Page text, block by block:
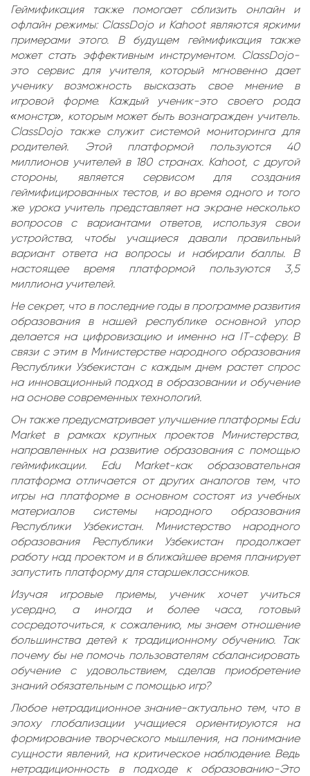
Геймификация также помогает сблизить онлайн и
офлайн режимы: ClassDojo и Kahoot являются яркими
примерами этого. В будущем геймификация также
может стать эффективным инструментом. ClassDojo-
это сервис для учителя, который мгновенно дает
ученику возможность высказать свое мнение в
игровой форме. Каждый ученик-это своего рода
«монстр», которым может быть вознагражден учитель.
ClassDojo также служит системой мониторинга для
родителей. Этой платформой пользуются 40
миллионов учителей в 180 странах. Kahoot, с другой
стороны, является сервисом для создания
геймифицированных тестов, и во время одного и того
же урока учитель представляет на экране несколько
вопросов с вариантами ответов, используя свои
устройства, чтобы учащиеся давали правильный
вариант ответа на вопросы и набирали баллы. В
настоящее время платформой пользуются 3,5
миллиона учителей.
Не секрет, что в последние годы в программе развития
образования в нашей республике основной упор
делается на цифровизацию и именно на IT-сферу. В
связи с этим в Министерстве народного образования
Республики Узбекистан с каждым днем растет спрос
на инновационный подход в образовании и обучение
на основе современных технологий.
Он также предусматривает улучшение платформы Edu
Market в рамках крупных проектов Министерства,
направленных на развитие образования с помощью
геймификации. Edu Market-как образовательная
платформа отличается от других аналогов тем, что
игры на платформе в основном состоят из учебных
материалов системы народного образования
Республики Узбекистан. Министерство народного
образования Республики Узбекистан продолжает
работу над проектом и в ближайшее время планирует
запустить платформу для старшеклассников.
Изучая игровые приемы, ученик хочет учиться
усердно, а иногда и более часа, готовый
сосредоточиться, к сожалению, мы знаем отношение
большинства детей к традиционному обучению. Так
почему бы не помочь пользователям сбалансировать
обучение с удовольствием, сделав приобретение
знаний обязательным с помощью игр?
Любое нетрадиционное знание-актуально тем, что в
эпоху глобализации учащиеся ориентируются на
формирование творческого мышления, на понимание
сущности явлений, на критическое наблюдение. Ведь
нетрадиционность в подходе к образованию-Это